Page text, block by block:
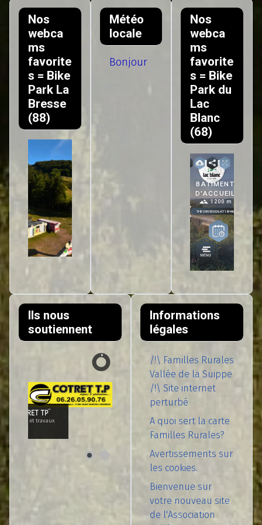
Nos
webca
ms
favorite
s = Bike
Park La
Bresse
(88)
Météo
locale
Bonjour
Nos
webca
ms
favorite
s = Bike
Park du
Lac
Blanc
(68)
Ils nous
soutiennent
SARL COTRET TP¨
Terrassement et travaux
Informations
légales
/!\ Familles Rurales
Vallée de la Suippe
/!\ Site internet
perturbé
A quoi sert la carte
Familles Rurales?
Avertissements sur
les cookies.
Bienvenue sur
votre nouveau site
de l'Association